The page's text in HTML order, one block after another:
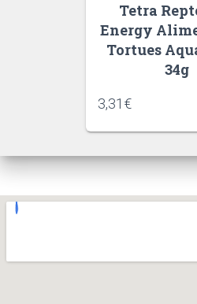
Tetra
Energy
Tortues
34g
3,31 €